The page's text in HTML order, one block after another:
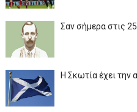
Σαν σήμερα στις
Η Σκωτία έχει την